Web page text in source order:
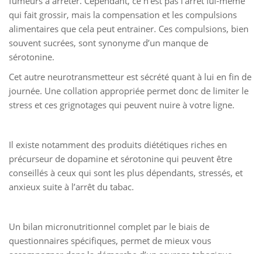
qui fait grossir, mais la compensation et les compulsions
alimentaires que cela peut entrainer. Ces compulsions, bien
souvent sucrées, sont synonyme d’un manque de
sérotonine.
Cet autre neurotransmetteur est sécrété quant à lui en fin de
journée. Une collation appropriée permet donc de limiter le
stress et ces grignotages qui peuvent nuire à votre ligne.
Il existe notamment des produits diététiques riches en
précurseur de dopamine et sérotonine qui peuvent être
conseillés à ceux qui sont les plus dépendants, stressés, et
anxieux suite à l’arrêt du tabac.
Un bilan micronutritionnel complet par le biais de
questionnaires spécifiques, permet de mieux vous